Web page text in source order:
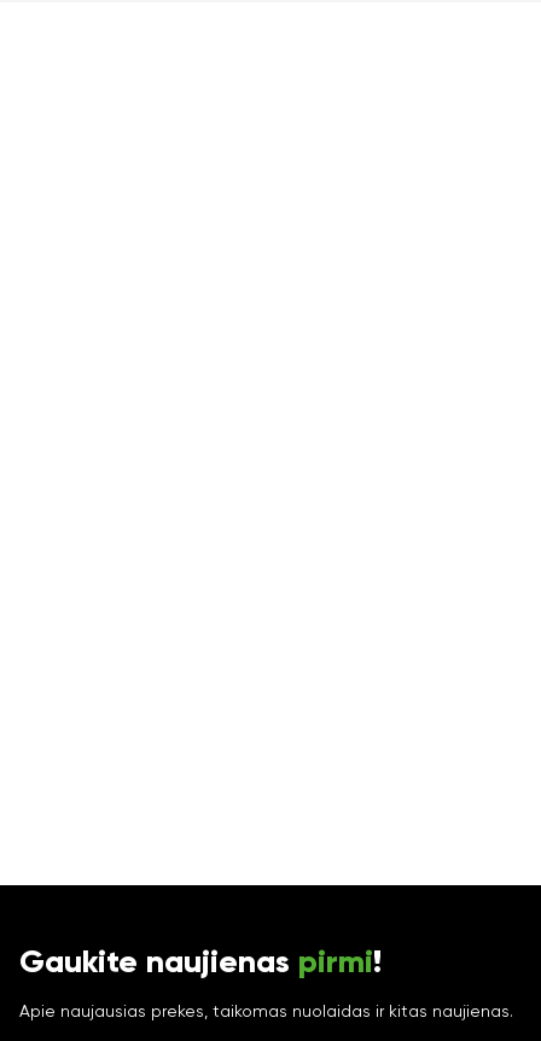
Gaukite naujienas pirmi!
Apie naujausias prekes, taikomas nuolaidas ir kitas naujienas.